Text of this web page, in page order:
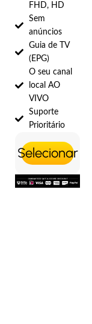
FHD, HD
Sem
anúncios
Guia de TV
(EPG)
O seu canal
local AO
VIVO
Suporte
Prioritário
Selecionar